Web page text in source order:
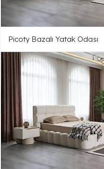
Picoty Bazalı Yatak Odası